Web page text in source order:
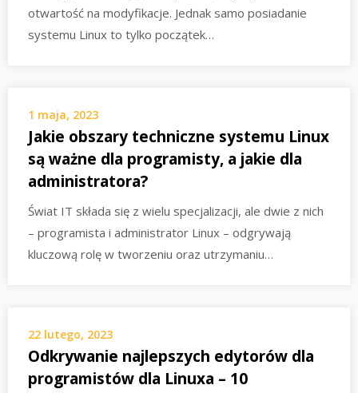
otwartość na modyfikacje. Jednak samo posiadanie
systemu Linux to tylko początek…
1 maja, 2023
Jakie obszary techniczne systemu Linux
są ważne dla programisty, a jakie dla
administratora?
Świat IT składa się z wielu specjalizacji, ale dwie z nich
– programista i administrator Linux – odgrywają
kluczową rolę w tworzeniu oraz utrzymaniu…
22 lutego, 2023
Odkrywanie najlepszych edytorów dla
programistów dla Linuxa – 10